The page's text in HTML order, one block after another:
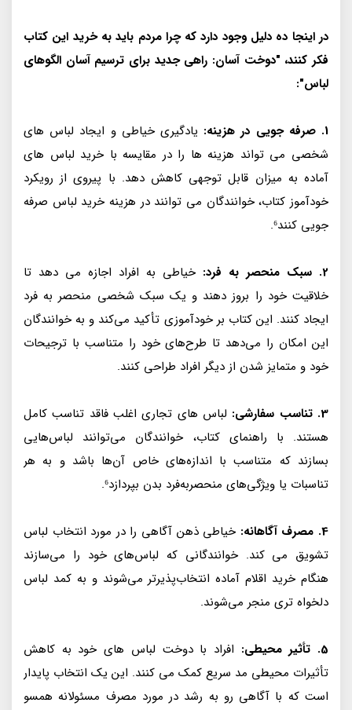
در اینجا ده دلیل وجود دارد که چرا مردم باید به خرید این کتاب
فکر کنند، "دوخت آسان: راهی جدید برای ترسیم آسان الگوهای
لباس":
1. صرفه جویی در هزینه:
یادگیری خیاطی و ایجاد لباس های
شخصی می تواند هزینه ها را در مقایسه با خرید لباس های
آماده به میزان قابل توجهی کاهش دهد. با پیروی از رویکرد
خودآموز کتاب، خوانندگان می توانند در هزینه خرید لباس صرفه
جویی کنند⁶.
2. سبک منحصر به فرد:
خیاطی به افراد اجازه می دهد تا
خلاقیت خود را بروز دهند و یک سبک شخصی منحصر به فرد
ایجاد کنند. این کتاب بر خودآموزی تأکید می‌کند و به خوانندگان
این امکان را می‌دهد تا طرح‌های خود را متناسب با ترجیحات
خود و متمایز شدن از دیگر افراد طراحی کنند.
3. تناسب سفارشی:
لباس های تجاری اغلب فاقد تناسب کامل
هستند. با راهنمای کتاب، خوانندگان می‌توانند لباس‌هایی
بسازند که متناسب با اندازه‌های خاص آن‌ها باشد و به هر
تناسبات یا ویژگی‌های منحصربه‌فرد بدن بپردازد⁶.
4. مصرف آگاهانه:
خیاطی ذهن آگاهی را در مورد انتخاب لباس
تشویق می کند. خوانندگانی که لباس‌های خود را می‌سازند
هنگام خرید اقلام آماده انتخاب‌پذیرتر می‌شوند و به کمد لباس
دلخواه تری منجر می‌شوند.
5. تأثیر محیطی:
افراد با دوخت لباس های خود به کاهش
تأثیرات محیطی مد سریع کمک می کنند. این یک انتخاب پایدار
است که با آگاهی رو به رشد در مورد مصرف مسئولانه همسو